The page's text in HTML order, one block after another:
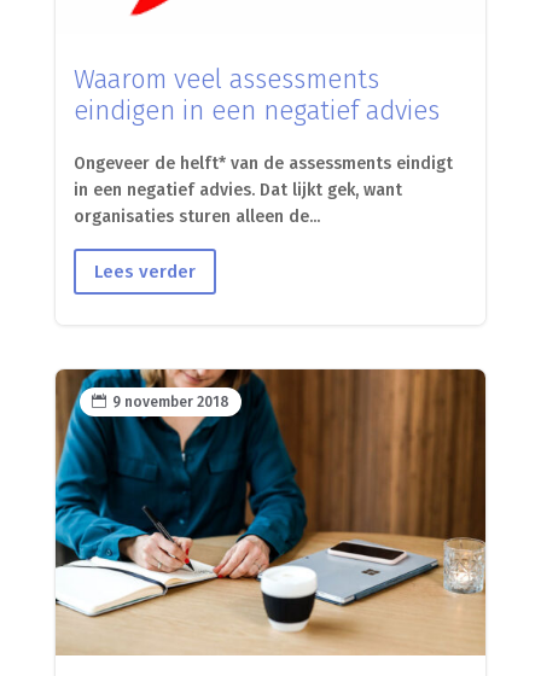
Waarom veel assessments
eindigen in een negatief advies
Ongeveer de helft* van de assessments eindigt
in een negatief advies. Dat lijkt gek, want
organisaties sturen alleen de...
Lees verder
 9 november 2018